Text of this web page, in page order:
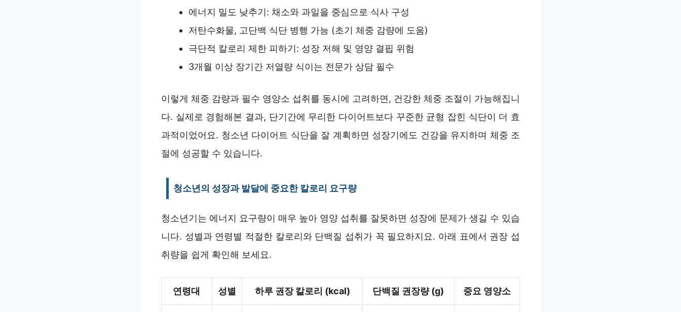
에너지 밀도 낮추기: 채소와 과일을 중심으로 식사 구성
저탄수화물, 고단백 식단 병행 가능 (초기 체중 감량에 도움)
극단적 칼로리 제한 피하기: 성장 저해 및 영양 결핍 위험
3개월 이상 장기간 저열량 식이는 전문가 상담 필수
이렇게 체중 감량과 필수 영양소 섭취를 동시에 고려하면, 건강한 체중 조절이 가능해집니
다. 실제로 경험해본 결과, 단기간에 무리한 다이어트보다 꾸준한 균형 잡힌 식단이 더 효
과적이었어요. 청소년 다이어트 식단을 잘 계획하면 성장기에도 건강을 유지하며 체중 조
절에 성공할 수 있습니다.
청소년의 성장과 발달에 중요한 칼로리 요구량
청소년기는 에너지 요구량이 매우 높아 영양 섭취를 잘못하면 성장에 문제가 생길 수 있습
니다. 성별과 연령별 적절한 칼로리와 단백질 섭취가 꼭 필요하지요. 아래 표에서 권장 섭
취량을 쉽게 확인해 보세요.
연령대 성별 하루 권장 칼로리 (kcal) 단백질 권장량 (g) 중요 영양소